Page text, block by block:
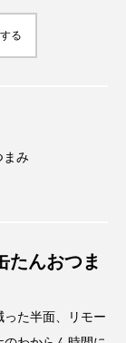
る
まみ
たんおつま
た半面、リモー